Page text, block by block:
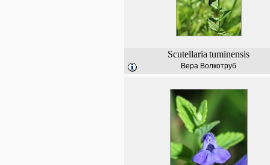
Scutellaria tuminensis
Вера Волкотруб